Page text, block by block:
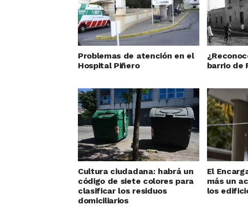
Problemas de atención en el
Hospital Piñero
barrio de
Cultura ciudadana: habrá un
código de siete colores para
clasificar los residuos
domiciliarios
El
más un
los